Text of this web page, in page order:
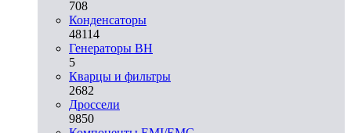
708
Конденсаторы
48114
Генераторы ВН
5
Кварцы и фильтры
2682
Дроссели
9850